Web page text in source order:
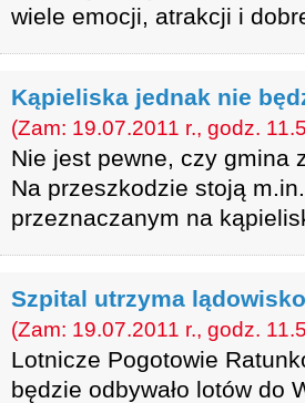
wiele emocji, atrakcji i
Kąpieliska jednak nie
(Zam: 19.07.2011 r., godz.
Nie jest pewne, czy gmina
Na przeszkodzie stoją
przeznaczanym na
Szpital utrzyma lądowisko
(Zam: 19.07.2011 r., godz.
Lotnicze Pogotowie
będzie odbywało lotów do